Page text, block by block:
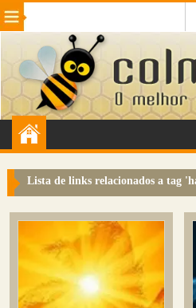
Beleza Cinema e TV
Internet Jogos NotÃ­cias
VeÃ­culos Adulto
Sugerir Link
Colmeia Exchange
Perguntas Frequentes
Sobre
Lista de links relacionados a tag '